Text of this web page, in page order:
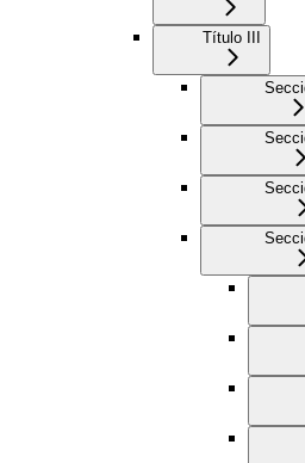
Título III